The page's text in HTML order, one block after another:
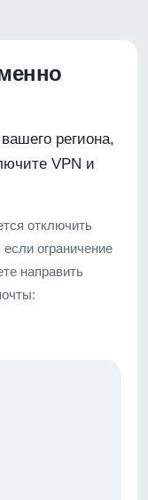
региона,
VPN и
отключить
ограничение
направить